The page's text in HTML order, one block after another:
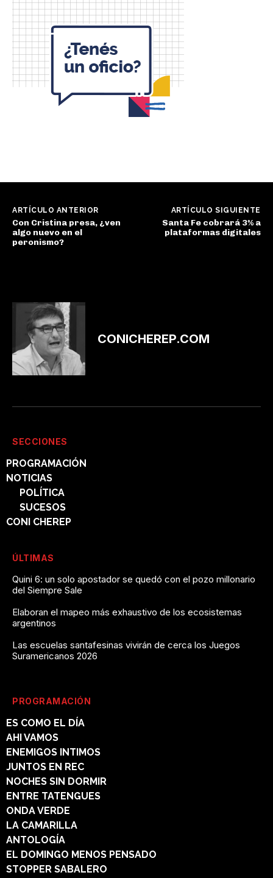
ARTÍCULO ANTERIOR
Con Cristina presa, ¿ven
algo nuevo en el
peronismo?
ARTÍCULO SIGUIENTE
Santa Fe cobrará 3% a
plataformas digitales
CONICHEREP.COM
SECCIONES
PROGRAMACIÓN
NOTICIAS
POLÍTICA
SUCESOS
CONI CHEREP
ÚLTIMAS
Quini 6: un solo apostador se quedó con el pozo millonario
del Siempre Sale
Elaboran el mapeo más exhaustivo de los ecosistemas
argentinos
Las escuelas santafesinas vivirán de cerca los Juegos
Suramericanos 2026
PROGRAMACIÓN
ES COMO EL DÍA
AHI VAMOS
ENEMIGOS INTIMOS
JUNTOS EN REC
NOCHES SIN DORMIR
ENTRE TATENGUES
ONDA VERDE
LA CAMARILLA
ANTOLOGÍA
EL DOMINGO MENOS PENSADO
STOPPER SABALERO